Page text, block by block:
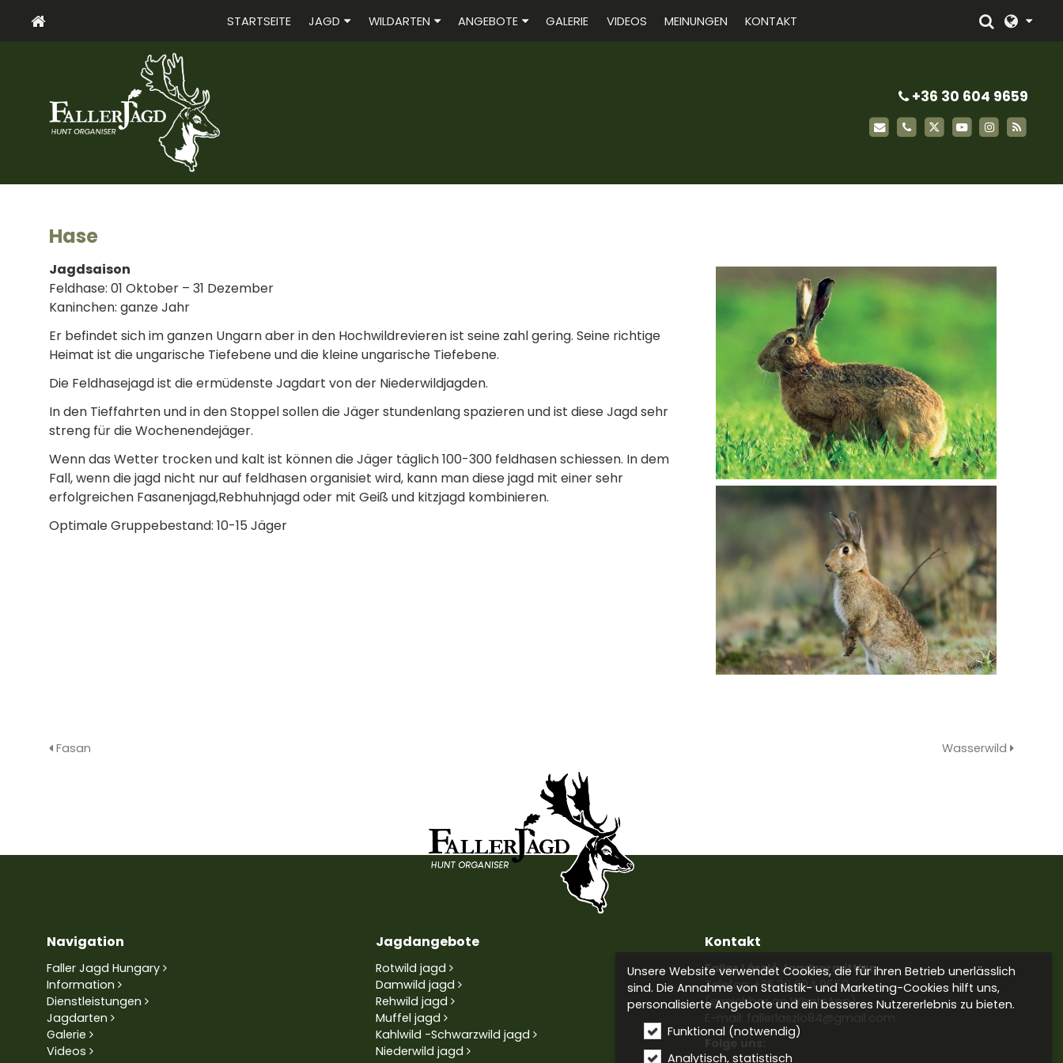
STARTSEITE JAGD WILDARTEN ANGEBOTE GALERIE VIDEOS MEINUNGEN KONTAKT
+36 30 604 9659
Hase
Jagdsaison
Feldhase: 01 Oktober – 31 Dezember
Kaninchen: ganze Jahr
Er befindet sich im ganzen Ungarn aber in den Hochwildrevieren ist seine zahl gering. Seine richtige
Heimat ist die ungarische Tiefebene und die kleine ungarische Tiefebene.
Die Feldhasejagd ist die ermüdenste Jagdart von der Niederwildjagden.
In den Tieffahrten und in den Stoppel sollen die Jäger stundenlang spazieren und ist diese Jagd sehr
streng für die Wochenendejäger.
Wenn das Wetter trocken und kalt ist können die Jäger täglich 100-300 feldhasen schiessen. In dem
Fall, wenn die jagd nicht nur auf feldhasen organisiet wird, kann man diese jagd mit einer sehr
erfolgreichen Fasanenjagd,Rebhuhnjagd oder mit Geiß und kitzjagd kombinieren.
Optimale Gruppebestand: 10-15 Jäger
Fasan Wasserwild
Navigation
Faller Jagd Hungary
Information
Dienstleistungen
Jagdarten
Galerie
Videos
Jagdangebote
Rotwild jagd
Damwild jagd
Rehwild jagd
Muffel jagd
Kahlwild -Schwarzwild jagd
Niederwild jagd
Kontakt
Faller László Jagdvermittler
Telefon:+36 30 604 9659
(erreichbar an WhatsApp)
E-mail: fallerlaszlo84@gmail.com
Folge uns:
Unsere Website verwendet Cookies, die für ihren Betrieb unerlässlich
sind. Die Annahme von Statistik- und Marketing-Cookies hilft uns,
personalisierte Angebote und ein besseres Nutzererlebnis zu bieten.
Funktional (notwendig)
Analytisch, statistisch